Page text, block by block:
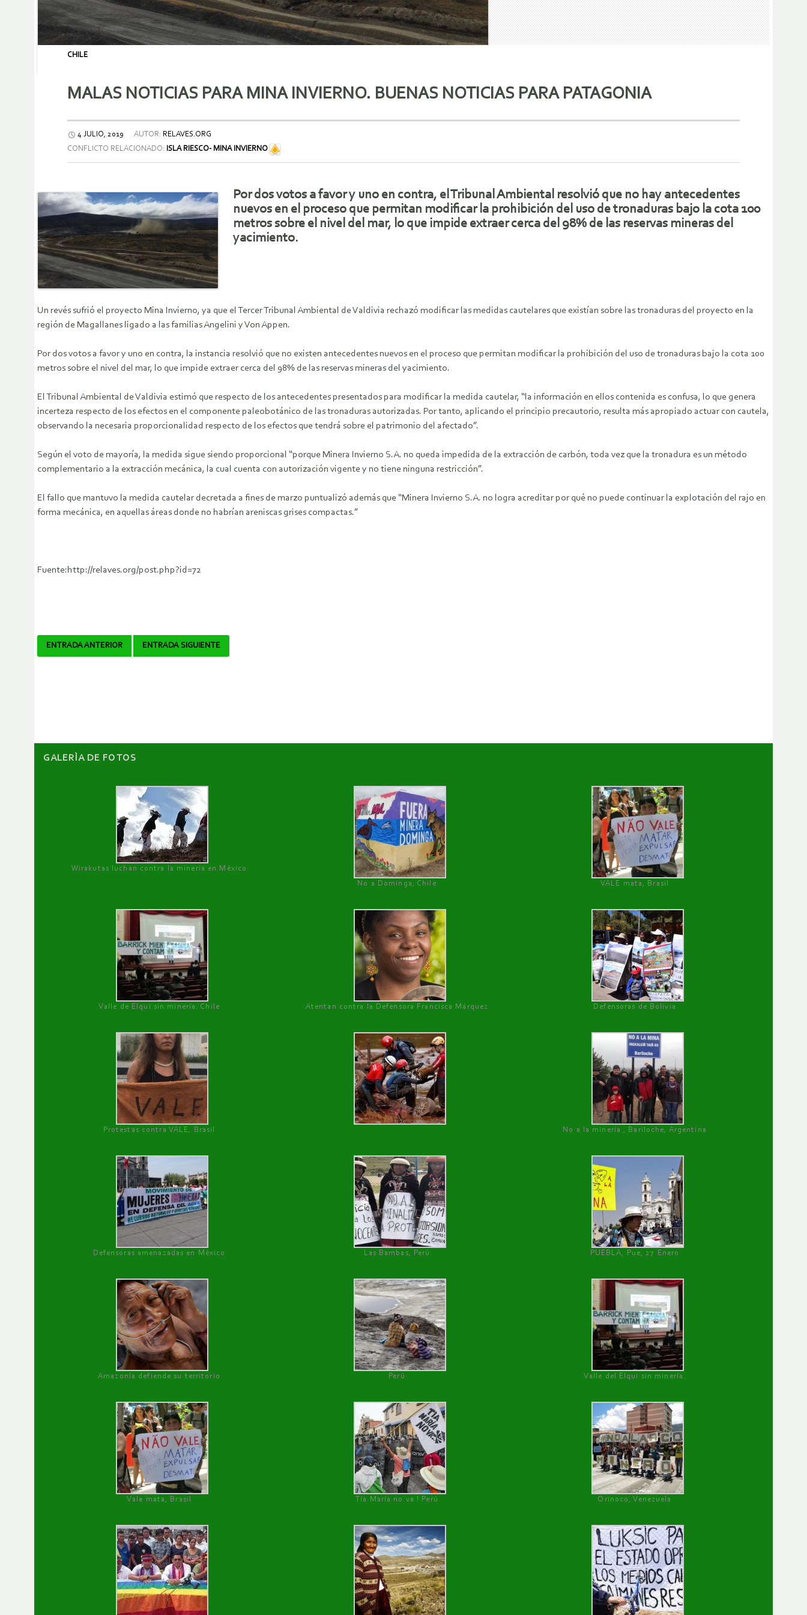
CHILE
MALAS NOTICIAS PARA MINA INVIERNO. BUENAS NOTICIAS PARA PATAGONIA
4 JULIO, 2019 AUTOR: RELAVES.ORG
CONFLICTO RELACIONADO: ISLA RIESCO- MINA INVIERNO
Por dos votos a favor y uno en contra, el Tribunal Ambiental resolvió que no hay antecedentes
nuevos en el proceso que permitan modificar la prohibición del uso de tronaduras bajo la cota 100
metros sobre el nivel del mar, lo que impide extraer cerca del 98% de las reservas mineras del
yacimiento.
Un revés sufrió el proyecto Mina Invierno, ya que el Tercer Tribunal Ambiental de Valdivia rechazó modificar las medidas cautelares que existían sobre las tronaduras del proyecto en la
región de Magallanes ligado a las familias Angelini y Von Appen.
Por dos votos a favor y uno en contra, la instancia resolvió que no existen antecedentes nuevos en el proceso que permitan modificar la prohibición del uso de tronaduras bajo la cota 100
metros sobre el nivel del mar, lo que impide extraer cerca del 98% de las reservas mineras del yacimiento.
El Tribunal Ambiental de Valdivia estimó que respecto de los antecedentes presentados para modificar la medida cautelar, “la información en ellos contenida es confusa, lo que genera
incerteza respecto de los efectos en el componente paleobotánico de las tronaduras autorizadas. Por tanto, aplicando el principio precautorio, resulta más apropiado actuar con cautela,
observando la necesaria proporcionalidad respecto de los efectos que tendrá sobre el patrimonio del afectado”.
Según el voto de mayoría, la medida sigue siendo proporcional “porque Minera Invierno S.A. no queda impedida de la extracción de carbón, toda vez que la tronadura es un método
complementario a la extracción mecánica, la cual cuenta con autorización vigente y no tiene ninguna restricción”.
El fallo que mantuvo la medida cautelar decretada a fines de marzo puntualizó además que “Minera Invierno S.A. no logra acreditar por qué no puede continuar la explotación del rajo en
forma mecánica, en aquellas áreas donde no habrían areniscas grises compactas.”
Fuente:http://relaves.org/post.php?id=72
Navegador
ENTRADA ANTERIOR ENTRADA SIGUIENTE
GALERÌA DE FOTOS
Wirakutas luchan contra la minería en México
No a Dominga, Chile
VALE mata, Brasil
Valle de Elqui sin minería. Chile Atentan contra la Defensora Francisca Márquez Defensoras de Bolivia
Protestas contra VALE, Brasil No a la minería , Bariloche, Argentina
Defensoras amenazadas en México Las Bambas, Perú PUEBLA, Pue, 27 Enero
Amazonía defiende su territorio Perú Valle del Elqui sin minería.
Vale mata, Brasil Tía María no va ! Perú Orinoco, Venezuela